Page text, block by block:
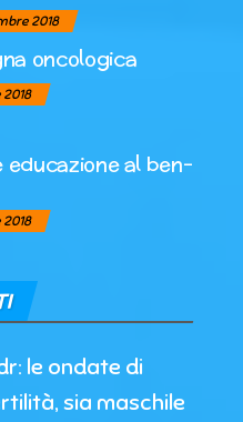
2018
oncologica
2018
educazione al ben-
2018
le ondate di
sia maschile